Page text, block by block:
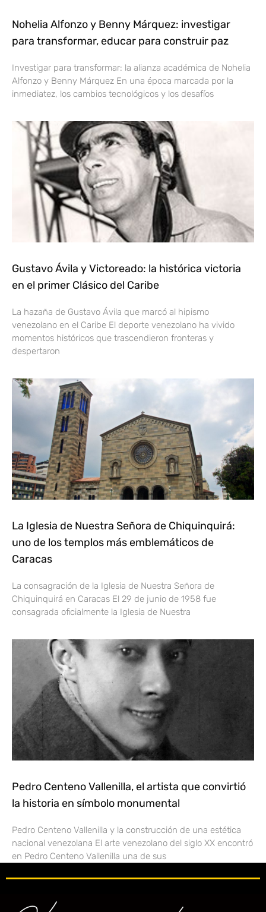
Nohelia Alfonzo y Benny Márquez: investigar
para transformar, educar para construir paz
Investigar para transformar: la alianza académica de Nohelia
Alfonzo y Benny Márquez En una época marcada por la
inmediatez, los cambios tecnológicos y los desafíos
Gustavo Ávila y Victoreado: la histórica victoria
en el primer Clásico del Caribe
La hazaña de Gustavo Ávila que marcó al hipismo
venezolano en el Caribe El deporte venezolano ha vivido
momentos históricos que trascendieron fronteras y
despertaron
La Iglesia de Nuestra Señora de Chiquinquirá:
uno de los templos más emblemáticos de
Caracas
La consagración de la Iglesia de Nuestra Señora de
Chiquinquirá en Caracas El 29 de junio de 1958 fue
consagrada oficialmente la Iglesia de Nuestra
Pedro Centeno Vallenilla, el artista que convirtió
la historia en símbolo monumental
Pedro Centeno Vallenilla y la construcción de una estética
nacional venezolana El arte venezolano del siglo XX encontró
en Pedro Centeno Vallenilla una de sus